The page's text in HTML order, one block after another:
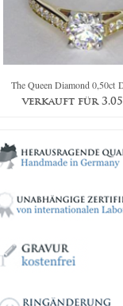
The Queen Diamond 0,50ct
verkauft für